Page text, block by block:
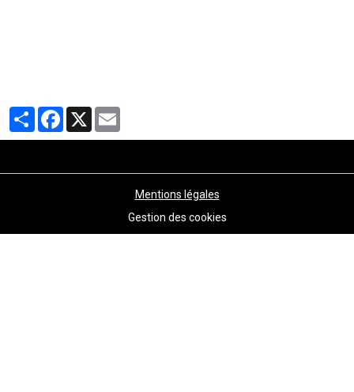
PartagerFacebook
X
Mentions légales
Gestion des cookies